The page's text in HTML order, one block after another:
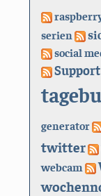
serien
social
Support
generator
twitter
webcam